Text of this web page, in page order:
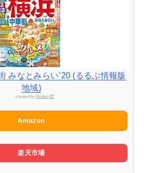
みなとみらい’20 (るるぶ情報版
地域)
created byRinker
Amazon
楽天市場